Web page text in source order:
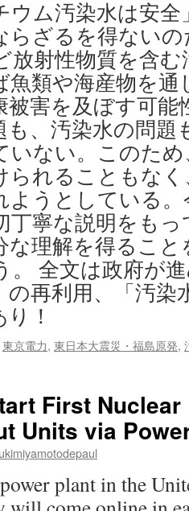
ウム汚染水は安
らざるを得ない
放射性物質を含
魚類や海産物を通
被害を及ぼす可能
も、汚染水の問
いない。このた
られることもな
ようとしている
丁寧な説明をも
な理解を得るこ
。 全文は政府が
の再利用、「汚染
！
東京電力, 東日本大震災・福島原発,
First
Units via
plant in the